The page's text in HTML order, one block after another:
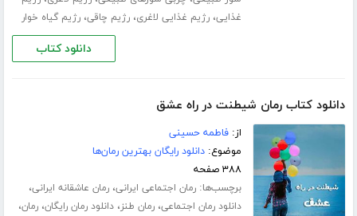
غذایی،رژیم غذایی لاغری،رژیم چاقی،رژیم گیاه خوار
دانلود کتاب
دانلود کتاب رمان شیطنت در راه عشق
از:فاطمه حسینی
موضوع:دانلود رایگان بهترین رمان‌ها
۳۸۸ صفحه
برچسب‌ها:رمان اجتماعی ایرانی،رمان عاشقانه ایرانی،
دانلود رمان اجتماعی،رمان طنز،دانلود رمان رایگان،رمان،